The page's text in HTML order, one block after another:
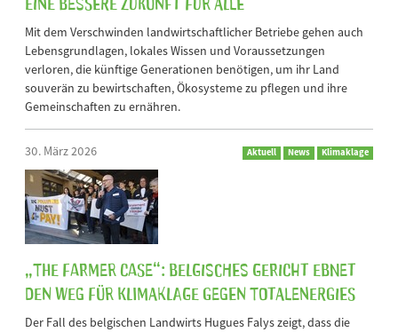
Mit dem Verschwinden landwirtschaftlicher Betriebe gehen auch
Lebensgrundlagen, lokales Wissen und Voraussetzungen
verloren, die künftige Generationen benötigen, um ihr Land
souverän zu bewirtschaften, Ökosysteme zu pflegen und ihre
Gemeinschaften zu ernähren.
30. März 2026 Aktuell News Klimaklage
„The Farmer Case“: Belgisches Gericht ebnet
den Weg für Klimaklage gegen TotalEnergies
Der Fall des belgischen Landwirts Hugues Falys zeigt, dass die